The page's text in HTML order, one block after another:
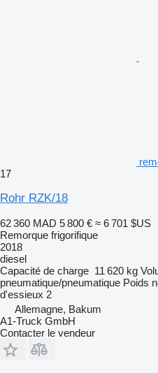
17
Rohr RZK/18
62 360 MAD 5 800 € ≈ 6 701 $US
Remorque frigorifique
2018
diesel
Capacité de charge 11 620 kg
pneumatique/pneumatique Poids
d'essieux 2
Allemagne, Bakum
A1-Truck GmbH
Contacter le vendeur